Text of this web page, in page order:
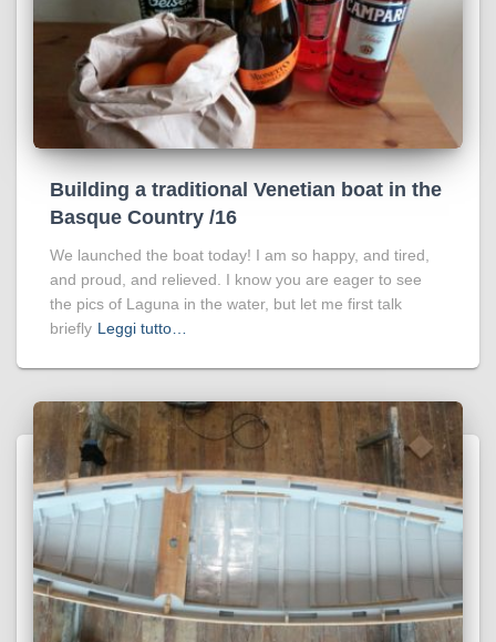
Building a traditional Venetian boat in the
Basque Country /16
We launched the boat today! I am so happy, and tired,
and proud, and relieved. I know you are eager to see
the pics of Laguna in the water, but let me first talk
briefly Leggi tutto…